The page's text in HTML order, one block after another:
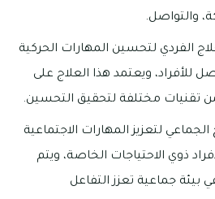
والتواصل.
الفردي لتحسين المهارات الحركية
للأفراد، ويعتمد هذا العلاج على
تقنيات مختلفة لتحقيق التحسين.
لتعزيز المهارات الاجتماعية
ذوي الاحتياجات الخاصة، ويتم
بيئة جماعية تعزز التفاعل